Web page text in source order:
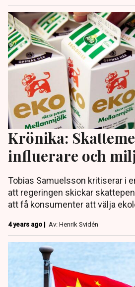
Krönika:
influerare och
Tobias Samuelsson kritiserar i
att regeringen skickar
att få konsumenter att välja
4 years ago | Av: Henrik Svidén